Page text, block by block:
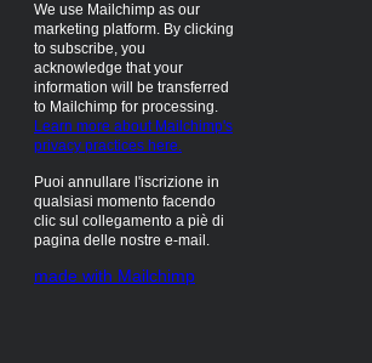
We use Mailchimp as our
marketing platform. By clicking
to subscribe, you
acknowledge that your
information will be transferred
to Mailchimp for processing.
Learn more about Mailchimp's
privacy practices here.
Puoi annullare l'iscrizione in
qualsiasi momento facendo
clic sul collegamento a piè di
pagina delle nostre e-mail.
made with Mailchimp